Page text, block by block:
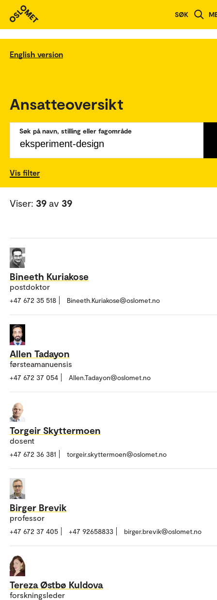
SØK
English version
Ansatteoversikt
Søk på navn, stilling eller fagområde
Vis filter
Viser: 39 av 39
Bineeth Kuriakose
postdoktor
+47 672 35 518 Bineeth.Kuriakose@oslomet.no
Allen Tadayon
førsteamanuensis
+47 672 37 054 Allen.Tadayon@oslomet.no
Torgeir Skyttermoen
dosent
+47 672 36 381 torgeir.skyttermoen@oslomet.no
Birger Brevik
professor
+47 672 37 405 +47 92658833 birger.brevik@oslomet.no
Tereza Østbø Kuldova
forskningsleder